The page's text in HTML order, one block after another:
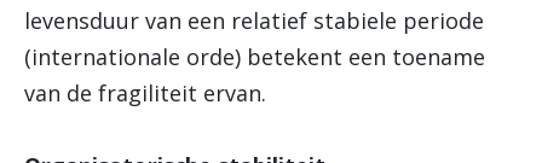
levensduur van een relatief stabiele periode
(internationale orde) betekent een toename
van de fragiliteit ervan.